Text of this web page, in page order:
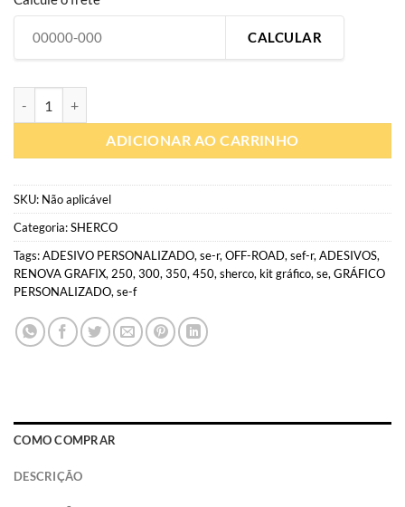
CALCULAR
ADICIONAR AO CARRINHO
SKU: Não aplicável
Categoria:SHERCO
Tags:ADESIVO PERSONALIZADO, se-r, OFF-ROAD, sef-r, ADESIVOS,
RENOVA GRAFIX, 250, 300, 350, 450, sherco, kit gráfico, se, GRÁFICO
PERSONALIZADO, se-f
COMO COMPRAR
DESCRIÇÃO